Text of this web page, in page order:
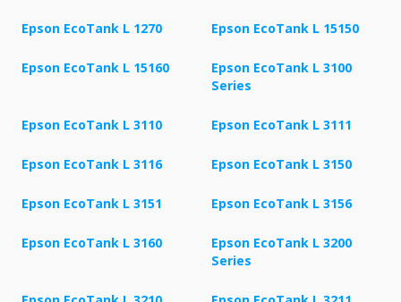
Epson EcoTank L 1270 Epson EcoTank L 15150
Epson EcoTank L 15160
Epson EcoTank L 3100
Series
Epson EcoTank L 3110 Epson EcoTank L 3111
Epson EcoTank L 3116 Epson EcoTank L 3150
Epson EcoTank L 3151 Epson EcoTank L 3156
Epson EcoTank L 3160
Epson EcoTank L 3200
Series